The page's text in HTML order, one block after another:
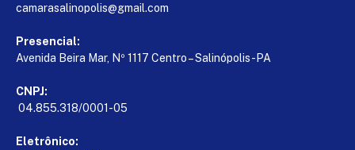
camarasalinopolis@gmail.com
Presencial:
Avenida Beira Mar, Nº 1117 Centro – Salinópolis-PA
CNPJ:
04.855.318/0001-05
Eletrônico: